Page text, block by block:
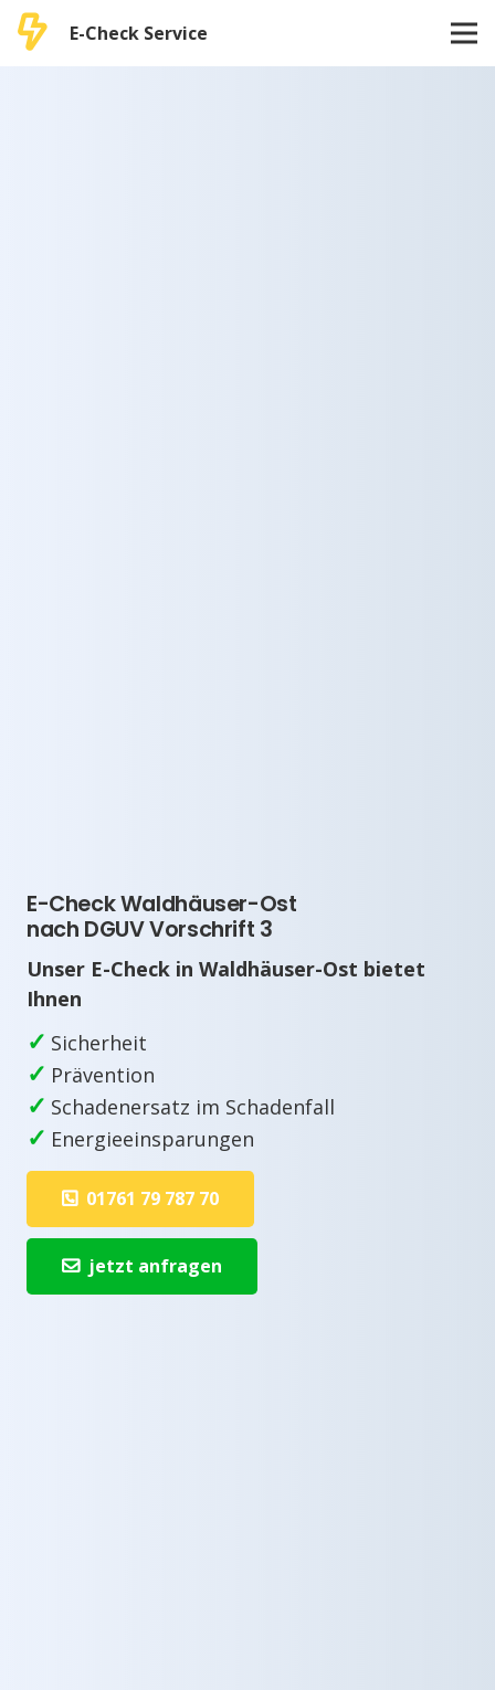
E-Check Service
E-Check Waldhäuser-Ost
nach DGUV Vorschrift 3
Unser E-Check in Waldhäuser-Ost bietet
Ihnen
✓ Sicherheit
✓ Prävention
✓ Schadenersatz im Schadenfall
✓ Energieeinsparungen
01761 79 787 70
jetzt anfragen